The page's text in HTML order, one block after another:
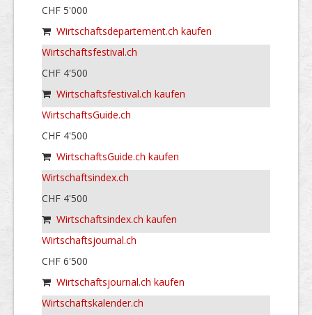
CHF 5'000
Wirtschaftsdepartement.ch kaufen
Wirtschaftsfestival.ch
CHF 4'500
Wirtschaftsfestival.ch kaufen
WirtschaftsGuide.ch
CHF 4'500
WirtschaftsGuide.ch kaufen
Wirtschaftsindex.ch
CHF 4'500
Wirtschaftsindex.ch kaufen
Wirtschaftsjournal.ch
CHF 6'500
Wirtschaftsjournal.ch kaufen
Wirtschaftskalender.ch